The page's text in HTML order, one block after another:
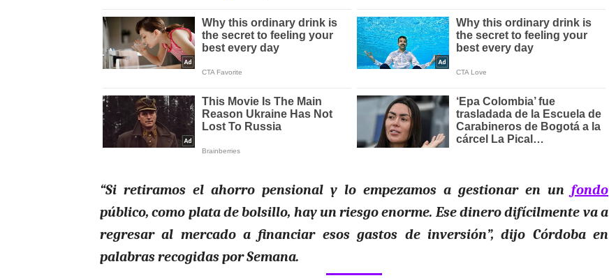
“Si retiramos el ahorro pensional y lo empezamos a gestionar en un fondo
público, como plata de bolsillo, hay un riesgo enorme. Ese dinero difícilmente va a
regresar al mercado a financiar esos gastos de inversión”, dijo Córdoba en
palabras recogidas por Semana.